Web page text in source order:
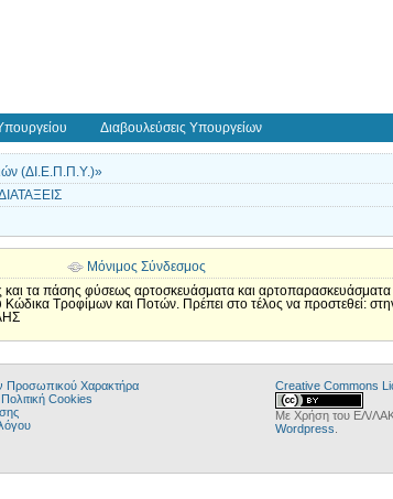
Διαβουλεύσεις Υπουργείων
(ΔΙ.Ε.Π.Π.Υ.)»
Μόνιμος Σύνδεσμος
τα πάσης φύσεως αρτοσκευάσματα και
Τροφίμων και Ποτών. Πρέπει στο τέλος να προστεθεί:
Προσωπικού Χαρακτήρα
Cookies
Creative Commons
Με Χρήση του ΕΛ/ΛΑΚ
Wordpress